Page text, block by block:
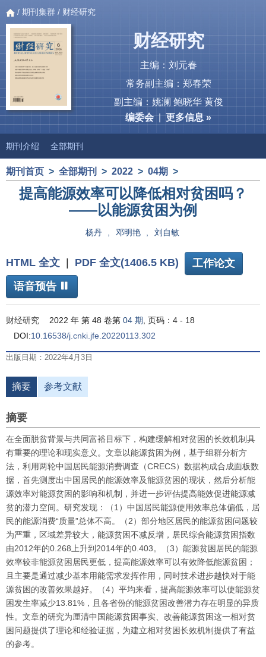
/ 期刊集群 / 财经研究
财经研究
主编：刘元春
常务副主编：郑春荣
副主编：姚澜 鲍晓华 黄俊
编委会|更多信息 »
期刊介绍 全部期刊
期刊首页 > 全部期刊 > 2022 > 04期 >
提高能源效率可以降低相对贫困吗？
——以能源贫困为例
杨丹 邓明艳 刘自敏
HTML 全文 PDF 全文(1406.5 KB)
工作论文
语音预告
财经研究 2022 年 第 48 卷第 04 期 , 页码：4 - 18
DOI:10.16538/j.cnki.jfe.20220113.302
出版日期：2022年4月3日
摘要 参考文献
摘要
在全面脱贫背景与共同富裕目标下，构建缓解相对贫困的长效机制具
有重要的理论和现实意义。文章以能源贫困为例，基于组群分析方
法，利用两轮中国居民能源消费调查（CRECS）数据构成合成面板数
据，首先测度出中国居民的能源效率及能源贫困的现状，然后分析能
源效率对能源贫困的影响和机制，并进一步评估提高能效促进能源减
贫的潜力空间。研究发现：（1）中国居民能源使用效率总体偏低，居
民的能源消费“质量”总体不高。（2）部分地区居民的能源贫困问题较
为严重，区域差异较大，能源贫困不减反增，居民综合能源贫困指数
由2012年的0.268上升到2014年的0.403。（3）能源贫困居民的能源
效率较非能源贫困居民更低，提高能源效率可以有效降低能源贫困；
且主要是通过减少基本用能需求发挥作用，同时技术进步越快对于能
源贫困的改善效果越好。（4）平均来看，提高能源效率可以使能源贫
困发生率减少13.81%，且各省份的能源贫困改善潜力存在明显的异质
性。文章的研究为厘清中国能源贫困事实、改善能源贫困这一相对贫
困问题提供了理论和经验证据，为建立相对贫困长效机制提供了有益
的参考。